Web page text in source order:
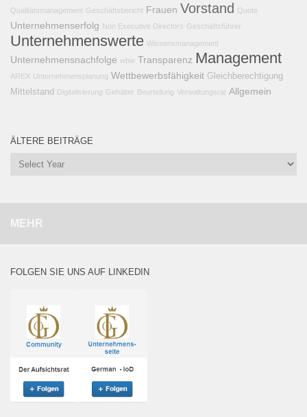
Qualitätsmanagement Geschäftsbericht Frauen Vorstand Quote
Unternehmenserfolg Non Executive Directors Geschäftsführer
Unternehmenswerte Wissensmanagement
Unternehmensnachfolge wbw Transparenz Management
AREX Unternehmensplanung Wettbewerbsfähigkeit Gleichberechtigung
Mittelstand Digitalisierung Gehälter Beurteilung Verwaltungsrat Allgemein
ÄLTERE BEITRÄGE
MEHR
FOLGEN SIE UNS AUF LINKEDIN